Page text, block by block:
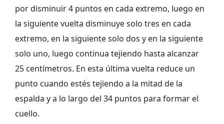
por disminuir 4 puntos en cada extremo, luego en
la siguiente vuelta disminuye solo tres en cada
extremo, en la siguiente solo dos y en la siguiente
solo uno, luego continua tejiendo hasta alcanzar
25 centímetros. En esta última vuelta reduce un
punto cuando estés tejiendo a la mitad de la
espalda y a lo largo del 34 puntos para formar el
cuello.